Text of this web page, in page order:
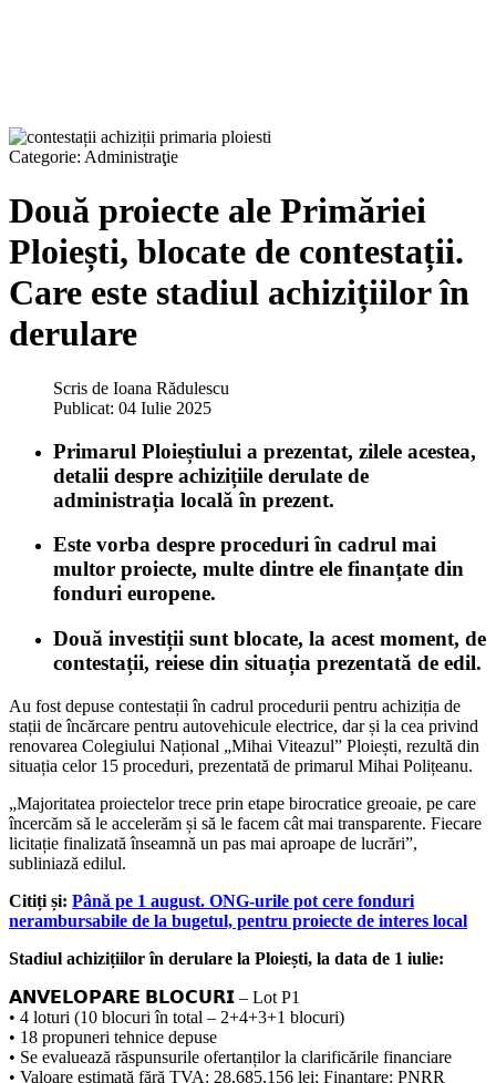
Categorie: Administraţie
Două proiecte ale Primăriei
Ploiești, blocate de contestații.
Care este stadiul achizițiilor în
derulare
Scris de Ioana Rădulescu
Publicat: 04 Iulie 2025
Primarul Ploieștiului a prezentat, zilele acestea,
detalii despre achizițiile derulate de
administrația locală în prezent.
Este vorba despre proceduri în cadrul mai
multor proiecte, multe dintre ele finanțate din
fonduri europene.
Două investiții sunt blocate, la acest moment, de
contestații, reiese din situația prezentată de edil.
Au fost depuse contestații în cadrul procedurii pentru achiziția de
stații de încărcare pentru autovehicule electrice, dar și la cea privind
renovarea Colegiului Național „Mihai Viteazul” Ploiești, rezultă din
situația celor 15 proceduri, prezentată de primarul Mihai Polițeanu.
„Majoritatea proiectelor trece prin etape birocratice greoaie, pe care
încercăm să le accelerăm și să le facem cât mai transparente. Fiecare
licitație finalizată înseamnă un pas mai aproape de lucrări”,
subliniază edilul.
Citiți și: Până pe 1 august. ONG-urile pot cere fonduri
nerambursabile de la bugetul, pentru proiecte de interes local
Stadiul achizițiilor în derulare la Ploiești, la data de 1 iulie:
𝗔𝗡𝗩𝗘𝗟𝗢𝗣𝗔𝗥𝗘 𝗕𝗟𝗢𝗖𝗨𝗥𝗜 – Lot P1
• 4 loturi (10 blocuri în total – 2+4+3+1 blocuri)
• 18 propuneri tehnice depuse
• Se evaluează răspunsurile ofertanților la clarificările financiare
• Valoare estimată fără TVA: 28,685,156 lei; Finanțare: PNRR